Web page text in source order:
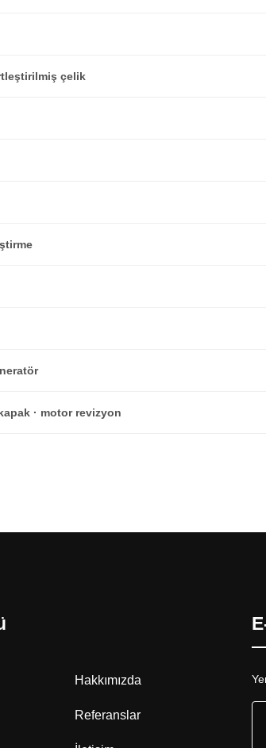
çelik
· motor revizyon
Hakkımızda
Referanslar